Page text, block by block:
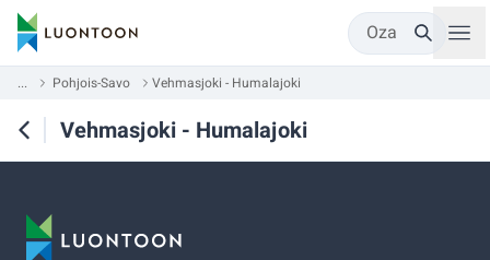
Oza
... Pohjois-Savo Vehmasjoki - Humalajoki
Vehmasjoki - Humalajoki